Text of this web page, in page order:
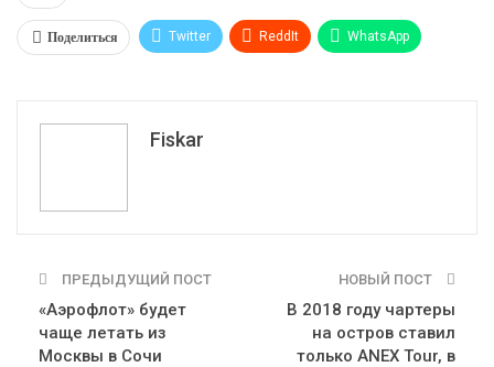
Поделиться Twitter ReddIt WhatsApp
Fiskar
ПРЕДЫДУЩИЙ ПОСТ
«Аэрофлот» будет
чаще летать из
Москвы в Сочи
НОВЫЙ ПОСТ
В 2018 году чартеры
на остров ставил
только ANEX Tour, в